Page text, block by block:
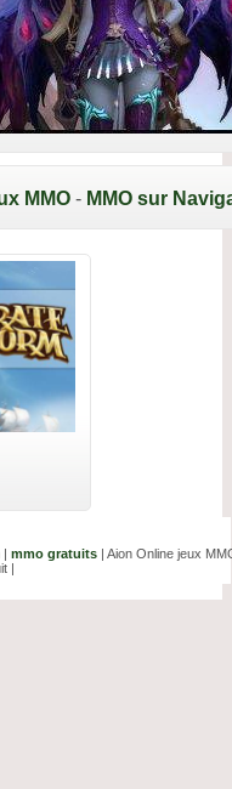
MMO - MMO sur
| mmo gratuits| Aion Online jeux
|